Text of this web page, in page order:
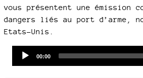
vous présentent une émission
dangers liés au port d’arme,
Etats-Unis.
Current
00:00